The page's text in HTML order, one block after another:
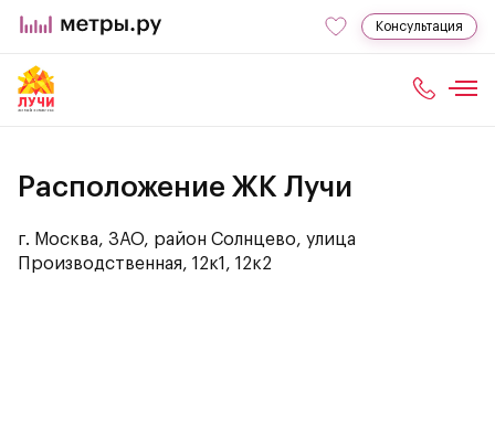
Консультация
Расположение ЖК Лучи
г. Москва, ЗАО, район Солнцево, улица
Производственная, 12к1, 12к2